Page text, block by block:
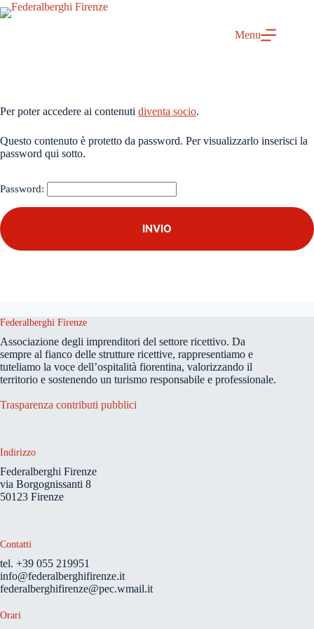
Menu
Per poter accedere ai contenuti diventa socio.
Questo contenuto è protetto da password. Per visualizzarlo inserisci la
password qui sotto.
Password:
Federalberghi Firenze
Associazione degli imprenditori del settore ricettivo. Da
sempre al fianco delle strutture ricettive, rappresentiamo e
tuteliamo la voce dell’ospitalità fiorentina, valorizzando il
territorio e sostenendo un turismo responsabile e professionale.
Trasparenza contributi pubblici
Indirizzo
Federalberghi Firenze
via Borgognissanti 8
50123 Firenze
Contatti
tel. +39 055 219951
info@federalberghifirenze.it
federalberghifirenze@pec.wmail.it
Orari